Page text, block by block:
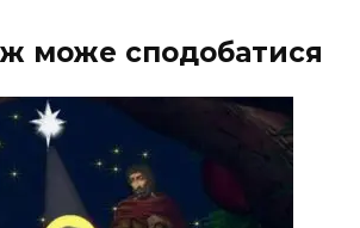
може сподобатися